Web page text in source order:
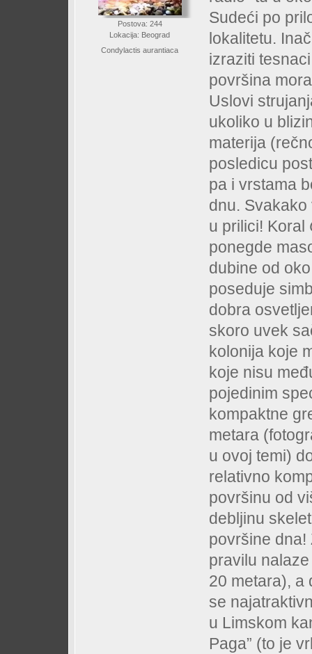
Postova: 244
Lokacija: Beograd
Condylactis aurantiaca
Sudeći po
lokalitetu.
izraziti
površina
Uslovi
ukoliko u
materija
posledicu
pa i vrstama
dnu.
u prilici! Koral
ponegde
dubine od
poseduje
dobra
skoro uvek
kolonija koje
koje nisu
pojedinim
kompaktne
metara
u ovoj temi)
relativno
površinu od
debljinu
površine dna!
pravilu
20 metara), a
se
u Limskom
Paga” (to je